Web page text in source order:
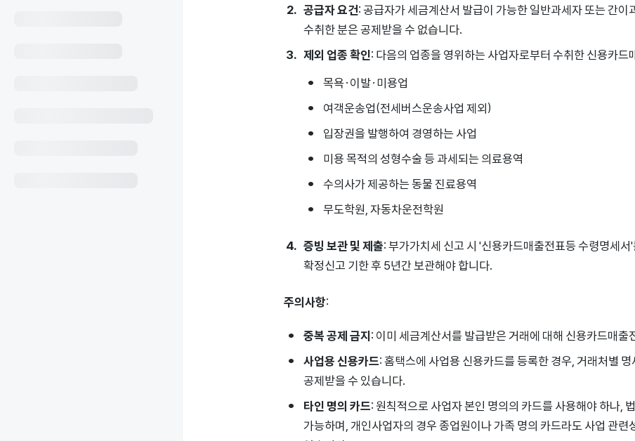
공급자 요건: 공급자가 세금계산서 발급이 가능한 일반과세자 또는 간
수취한 분은 공제받을 수 없습니다.
제외 업종 확인: 다음의 업종을 영위하는 사업자로부터 수취한 신용카
목욕·이발·미용업
여객운송업(전세버스운송사업 제외)
입장권을 발행하여 경영하는 사업
미용 목적의 성형수술 등 과세되는 의료용역
수의사가 제공하는 동물 진료용역
무도학원, 자동차운전학원
증빙 보관 및 제출: 부가가치세 신고 시 '신용카드매출전표등 수령명세
확정신고 기한 후 5년간 보관해야 합니다.
주의사항:
중복 공제 금지: 이미 세금계산서를 발급받은 거래에 대해 신용카드매
사업용 신용카드: 홈택스에 사업용 신용카드를 등록한 경우, 거래처별
공제받을 수 있습니다.
타인 명의 카드: 원칙적으로 사업자 본인 명의의 카드를 사용해야 하나,
가능하며, 개인사업자의 경우 종업원이나 가족 명의 카드라도 사업 관